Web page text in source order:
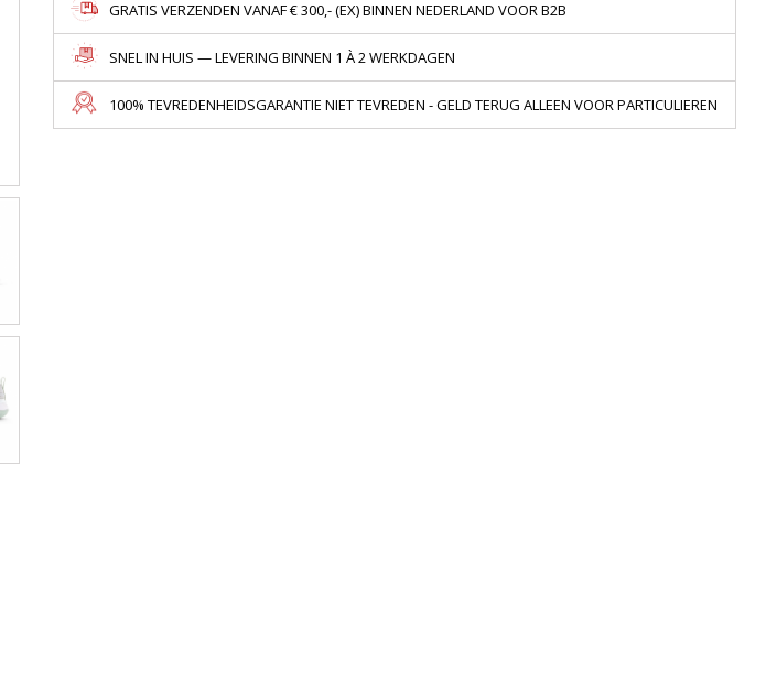
GRATIS VERZENDEN VANAF € 300,- (EX) BINNEN NEDERLAND VOOR B2B
SNEL IN HUIS — LEVERING BINNEN 1 À 2 WERKDAGEN
100% TEVREDENHEIDSGARANTIE NIET TEVREDEN - GELD TERUG ALLEEN VOOR PARTICULIEREN